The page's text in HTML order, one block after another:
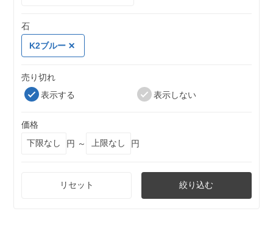
石
K2ブルー
売り切れ
表示する
表示しない
価格
円 ～
円
リセット 絞り込む